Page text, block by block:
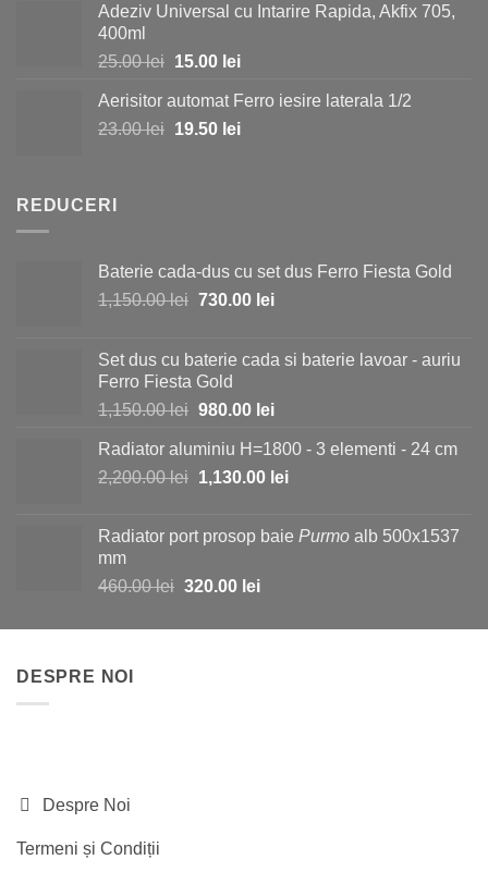
a
190.00 lei.
este:
Adeziv Universal cu Intarire Rapida, Akfix 705,
400ml
25.00lei Prețul
a
fost:
15.00 leiPrețul
este:
15.00 lei.
Aerisitor automat Ferro iesire laterala 1/2
23.00lei Prețul
19.50 leiPrețul
REDUCERI
Baterie cada-dus cu set dus Ferro Fiesta Gold
1,150.00lei Prețul
fost:
1,150.00 lei.
730.00 leiPrețul
730.00 lei.
Set dus cu baterie cada si baterie lavoar - auriu
Ferro Fiesta Gold
1,150.00lei Prețul
a
fost:
980.00 leiPrețul
este:
980.00 lei.
Radiator aluminiu H=1800 - 3 elementi - 24 cm
2,200.00lei Prețul
fost:
1,130.00 leiPrețul
1,130.00 lei.
Radiator port prosop baie Purmo alb 500x1537
mm
460.00lei Prețul
a
320.00 leiPrețul
este:
DESPRE NOI
Despre Noi
Termeni și Condiții